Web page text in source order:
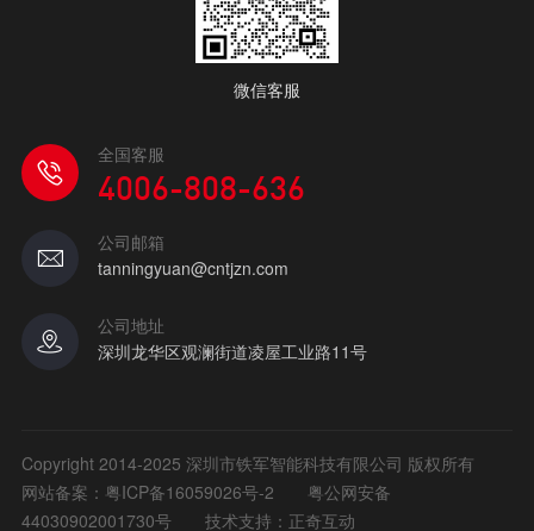
微信客服
全国客服
4006-808-636
公司邮箱
tanningyuan@cntjzn.com
公司地址
深圳龙华区观澜街道凌屋工业路11号
Copyright 2014-2025 深圳市铁军智能科技有限公司 版权所有
网站备案： 粤ICP备16059026号-2
粤公网安备
44030902001730号
技术支持：正奇互动